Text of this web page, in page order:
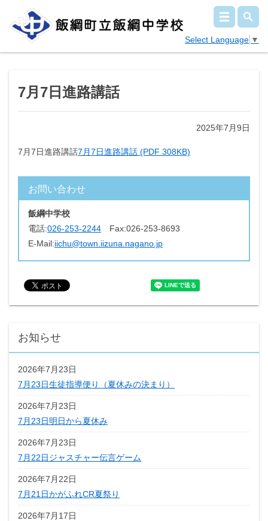
Select Language ▼
7月7日進路講話
2025年7月9日
7月7日進路講話7月7日進路講話 (PDF 308KB)
お問い合わせ
飯綱中学校
電話:026-253-2244 Fax:026-253-8693
E-Mail:iichu@town.iizuna.nagano.jp
お知らせ
2026年7月23日
7月23日生徒指導便り（夏休みの決まり）
2026年7月23日
7月23日明日から夏休み
2026年7月23日
7月22日ジャスチャー伝言ゲーム
2026年7月22日
7月21日かがふれCR夏祭り
2026年7月17日